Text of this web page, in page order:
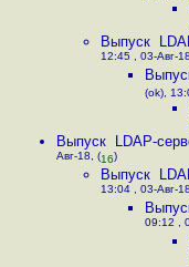
Выпуск
12:45 , 03-Авг-
(ok),
Выпуск LDAP-
Авг-18, (16)
Выпуск
13:04 , 03-Авг-
09:12 ,